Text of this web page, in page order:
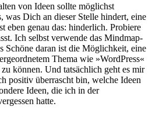
von Ideen sollte möglichst
was Dich an dieser Stelle hindert, eine
eben genau das: hinderlich. Probiere
Ich selbst verwende das Mindmap-
Schöne daran ist die Möglichkeit, eine
Thema wie »WordPress«
können. Und tatsächlich geht es mir
positiv überrascht bin, welche Ideen
Ideen, die ich in der
hatte.